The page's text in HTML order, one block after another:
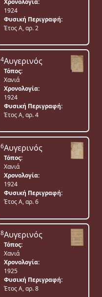
Χρονολογία:
1924
Φυσική Περιγραφή:
Έτος Α, αρ. 2
4Αυγερινός
Τόπος:
Χανιά
Χρονολογία:
1924
Φυσική Περιγραφή:
Έτος Α, αρ. 4
6Αυγερινός
Τόπος:
Χανιά
Χρονολογία:
1924
Φυσική Περιγραφή:
Έτος Α, αρ. 6
8Αυγερινός
Τόπος:
Χανιά
Χρονολογία:
1925
Φυσική Περιγραφή:
Έτος Α, αρ. 8